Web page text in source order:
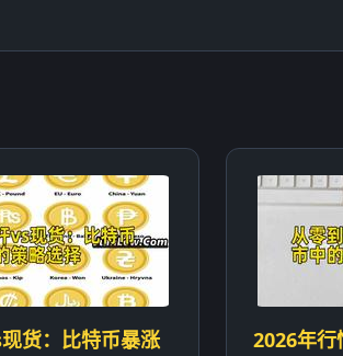
货：比特币暴涨
2026年行